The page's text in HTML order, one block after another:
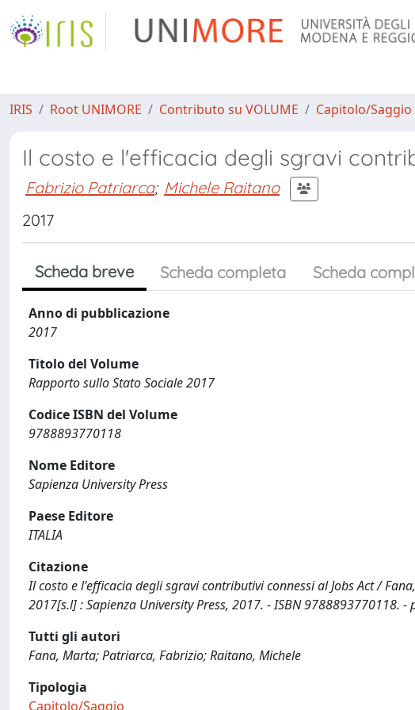
IRIS Root UNIMORE Contributo su VOLUME Capitolo/Saggio
Il costo e l'efficacia degli sgravi
Fabrizio Patriarca; Michele Raitano
2017
Scheda breve Scheda completa Scheda
Anno di pubblicazione
2017
Titolo del Volume
Rapporto sullo Stato Sociale 2017
Codice ISBN del Volume
9788893770118
Nome Editore
Sapienza University Press
Paese Editore
ITALIA
Citazione
Il costo e l'efficacia degli sgravi contributivi connessi al Jobs Act /
2017[s.l] : Sapienza University Press, 2017. - ISBN 9788893770118. -
Tutti gli autori
Fana, Marta; Patriarca, Fabrizio; Raitano, Michele
Tipologia
Capitolo/Saggio